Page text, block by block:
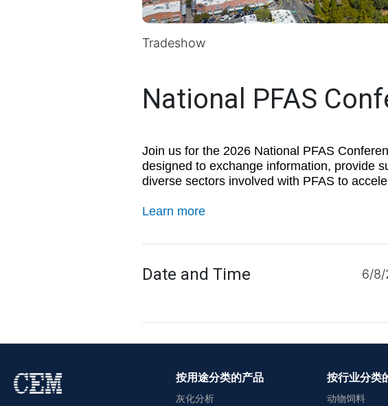
Tradeshow
National PFAS
Join us for the 2026 National PFAS
designed to exchange information, provide
diverse sectors involved with PFAS to
Learn more
Date and Time 6/8/
按用途分类的产品
灰化分析
按行业分类
动物饲料